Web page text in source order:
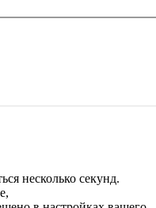
несколько секунд.